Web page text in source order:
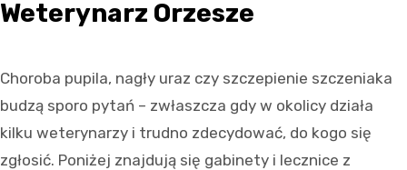
Weterynarz Orzesze
Choroba pupila, nagły uraz czy szczepienie szczeniaka
budzą sporo pytań – zwłaszcza gdy w okolicy działa
kilku weterynarzy i trudno zdecydować, do kogo się
zgłosić. Poniżej znajdują się gabinety i lecznice z